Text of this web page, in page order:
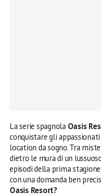
La serie spagnola Oasis
conquistare gli
location da sogno. Tra
dietro le mura di un
episodi della prima
con una domanda ben
Oasis Resort?